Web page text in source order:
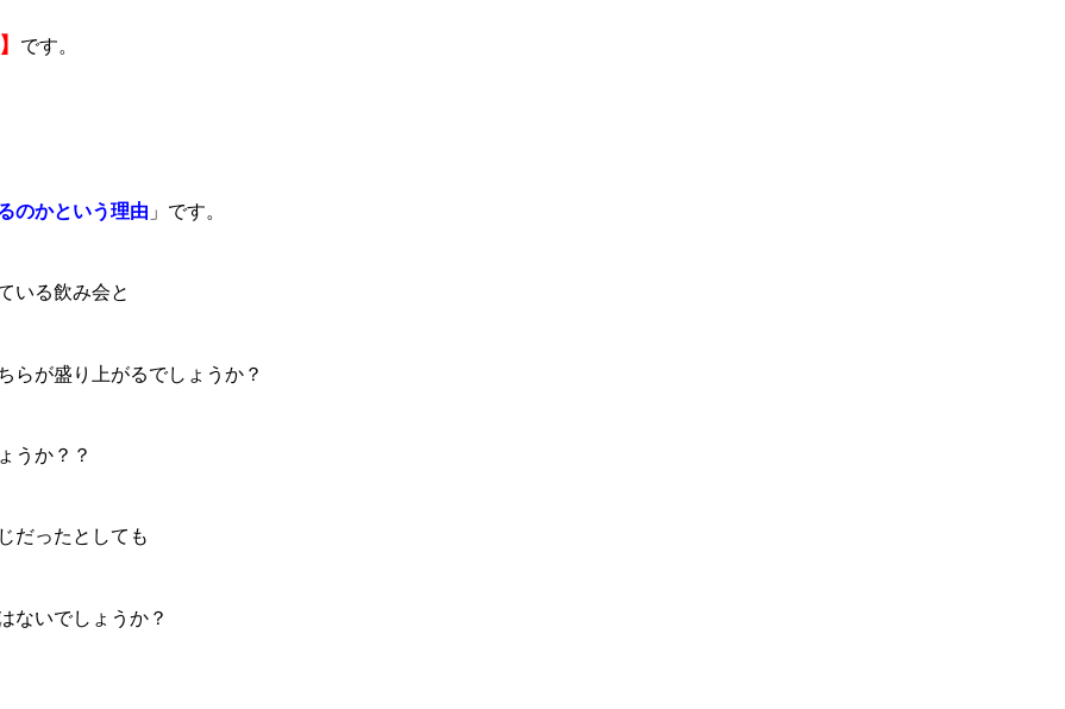
です。
のかという理由 」です。
いる飲み会と
らが盛り上がるでしょうか？
うか？？
だったとしても
ないでしょうか？